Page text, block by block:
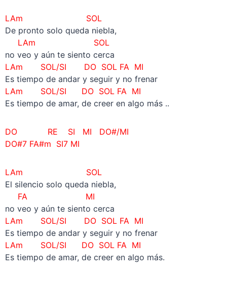
LAm SOL
De pronto solo queda niebla,
LAm SOL
no veo y aún te siento cerca
LAm SOL/SI DO SOL FA MI
Es tiempo de andar y seguir y no frenar
LAm SOL/SI DO SOL FA MI
Es tiempo de amar, de creer en algo más ..
DO RE SI MI DO#/MI
DO#7 FA#m SI7 MI
LAm SOL
El silencio solo queda niebla,
FA MI
no veo y aún te siento cerca
LAm SOL/SI DO SOL FA MI
Es tiempo de andar y seguir y no frenar
LAm SOL/SI DO SOL FA MI
Es tiempo de amar, de creer en algo más.